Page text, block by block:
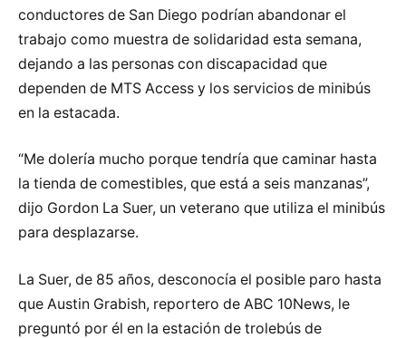
conductores de San Diego podrían abandonar el
trabajo como muestra de solidaridad esta semana,
dejando a las personas con discapacidad que
dependen de MTS Access y los servicios de minibús
en la estacada.
“Me dolería mucho porque tendría que caminar hasta
la tienda de comestibles, que está a seis manzanas”,
dijo Gordon La Suer, un veterano que utiliza el minibús
para desplazarse.
La Suer, de 85 años, desconocía el posible paro hasta
que Austin Grabish, reportero de ABC 10News, le
preguntó por él en la estación de trolebús de